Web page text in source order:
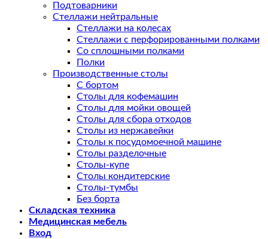
Подтоварники
Стеллажи нейтральные
Стеллажи на колесах
Стеллажи с перфорированными полками
Со сплошными полками
Полки
Производственные столы
С бортом
Столы для кофемашин
Столы для мойки овощей
Столы для сбора отходов
Столы из нержавейки
Столы к посудомоечной машине
Столы разделочные
Столы-купе
Столы кондитерские
Столы-тумбы
Без борта
Складская техника
Медицинская мебель
Вход